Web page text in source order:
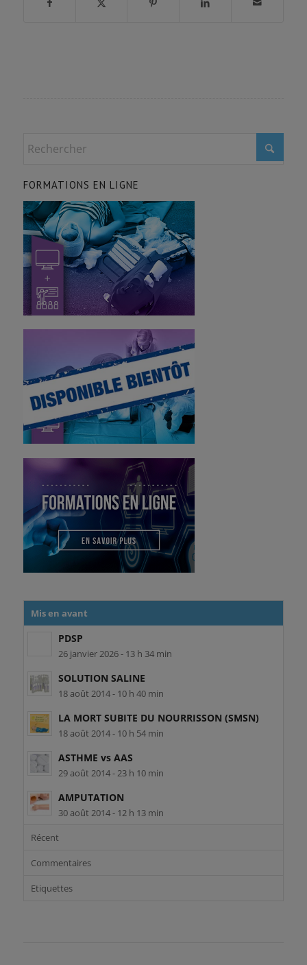
FORMATIONS EN LIGNE
Mis en avant
PDSP
26 janvier 2026 - 13 h 34 min
SOLUTION SALINE
18 août 2014 - 10 h 40 min
LA MORT SUBITE DU NOURRISSON (SMSN)
18 août 2014 - 10 h 54 min
ASTHME vs AAS
29 août 2014 - 23 h 10 min
AMPUTATION
30 août 2014 - 12 h 13 min
Récent
Commentaires
Etiquettes